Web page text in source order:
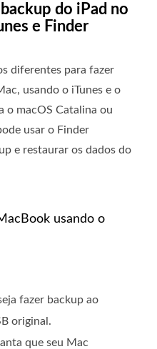
do iPad no
e Finder
diferentes para fazer
usando o iTunes e o
o macOS Catalina ou
usar o Finder
e restaurar os dados do
usando o
fazer backup ao
original.
que seu Mac